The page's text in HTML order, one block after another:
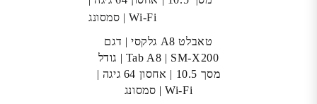
טאבלט A8 גלקסי | דגם
Tab A8 | SM-X200 | גודל
מסך 10.5 | אחסון 64 גיגה |
Wi-Fi | סמסונג